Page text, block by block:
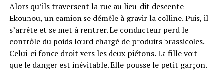
Alors qu’ils traversent la rue au lieu-dit descente
Ekounou, un camion se démêle à gravir la colline. Puis, il
s’arrête et se met à rentrer. Le conducteur perd le
contrôle du poids lourd chargé de produits brassicoles.
Celui-ci fonce droit vers les deux piétons. La fille voit
que le danger est inévitable. Elle pousse le petit garçon.